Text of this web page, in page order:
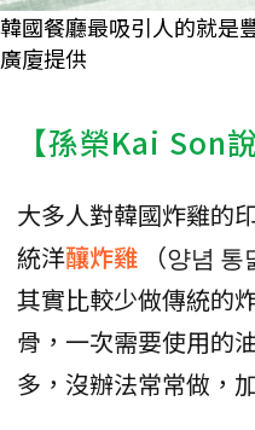
韓國餐廳最吸引人的就是
廣廈提供
【孫榮Kai Son說
大多人對韓國炸雞的
統洋釀炸雞
（양념
其實比較少做傳統的
骨，一次需要使用的
多，沒辦法常常做，